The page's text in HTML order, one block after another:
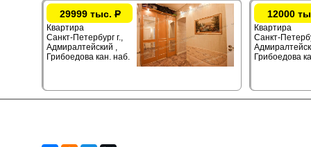
29999 тыс.Р
Квартира
Санкт-Петербург г.,
Адмиралтейский ,
Грибоедова кан. наб.
12000
Квартира
Санкт-
Грибоедова